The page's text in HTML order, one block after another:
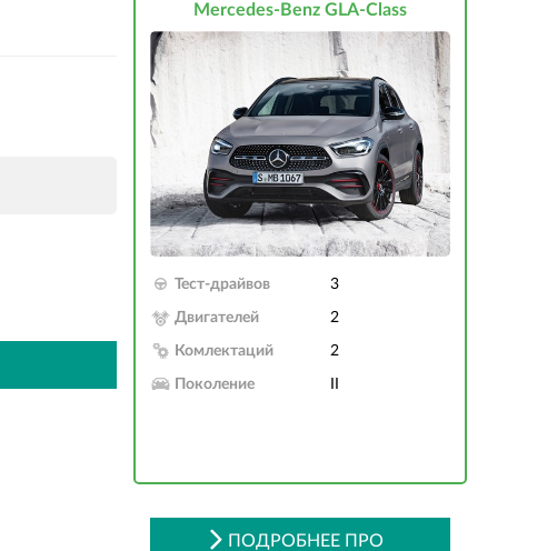
Mercedes-Benz GLA-Class
Тест-драйвов 3
Двигателей 2
Комлектаций 2
Поколение
ПОДРОБНЕЕ ПРО